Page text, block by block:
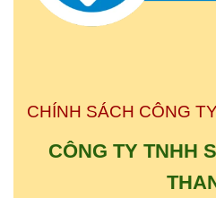
CHÍNH SÁCH CÔNG TY
CÔNG TY TNHH